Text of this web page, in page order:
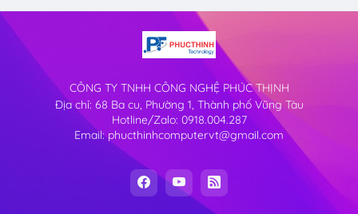
CÔNG TY TNHH CÔNG NGHỆ PHÚC THỊNH
Địa chỉ: 68 Ba cu, Phường 1, Thành phố Vũng Tàu
Hotline/Zalo: 0918.004.287
Email: phucthinhcomputervt@gmail.com